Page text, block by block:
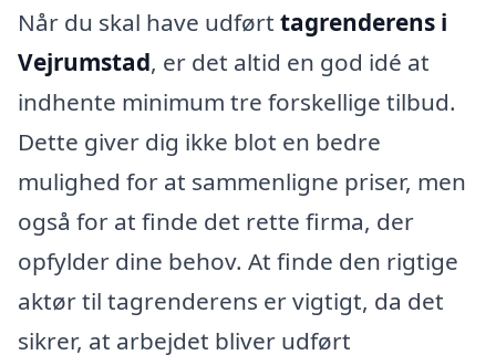
Når du skal have udført tagrenderens i
Vejrumstad, er det altid en god idé at
indhente minimum tre forskellige tilbud.
Dette giver dig ikke blot en bedre
mulighed for at sammenligne priser, men
også for at finde det rette firma, der
opfylder dine behov. At finde den rigtige
aktør til tagrenderens er vigtigt, da det
sikrer, at arbejdet bliver udført